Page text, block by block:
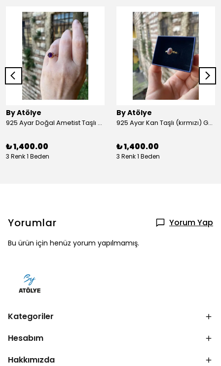
By Atölye
925 Ayar Doğal Ametist Taşlı Yuvarlak Gümüş Yüzük
₺ 1,400.00
3 Renk 1 Beden
By Atölye
925 Ayar Kan Taşlı (kırmızı) Gümüş Yüzük
₺ 1,400.00
3 Renk 1 Beden
Yorumlar Yorum Yap
Bu ürün için henüz yorum yapılmamış.
Kategoriler
Hesabım
Hakkımızda